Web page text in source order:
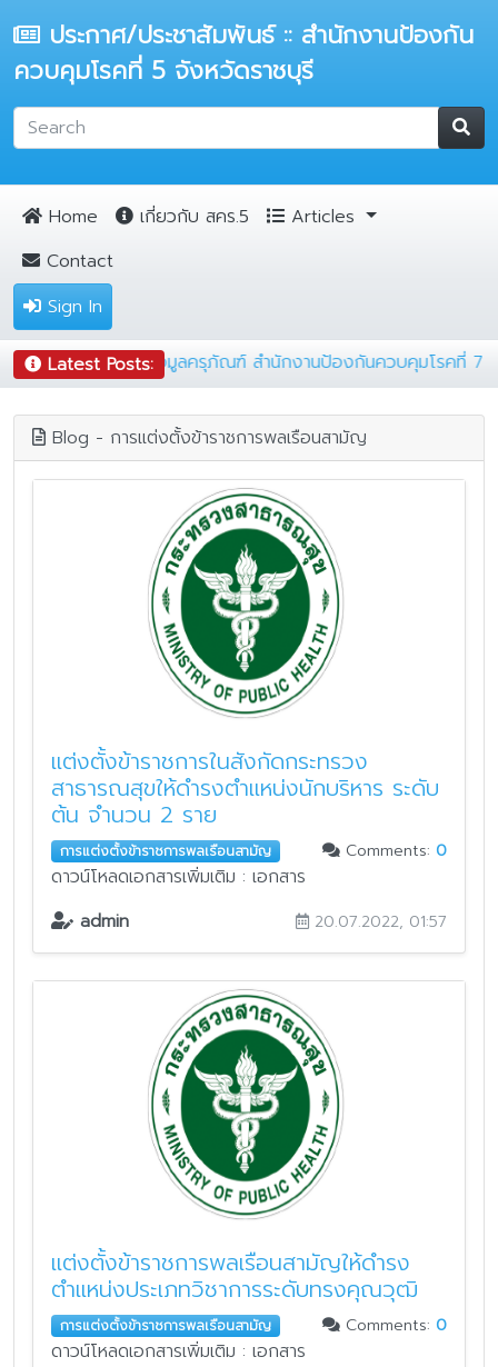
ประกาศ/ประชาสัมพันธ์ :: สำนักงานป้องกัน
ควบคุมโรคที่ 5 จังหวัดราชบุรี
Home เกี่ยวกับ สคร.5
Articles
Contact
Sign In
Latest Posts:
ารตรวจสอบความถูกต้องของข้อมูลครุภัณฑ์ สำนักงานป้องกันควบคุ
Blog - การแต่งตั้งข้าราชการพลเรือนสามัญ
แต่งตั้งข้าราชการในสังกัดกระทรวง
สาธารณสุขให้ดำรงตำแหน่งนักบริหาร ระดับ
ต้น จำนวน 2 ราย
การแต่งตั้งข้าราชการพลเรือนสามัญ Comments: 0
ดาวน์โหลดเอกสารเพิ่มเติม : เอกสาร
admin
20.07.2022, 01:57
แต่งตั้งข้าราชการพลเรือนสามัญให้ดำรง
ตำแหน่งประเภทวิชาการระดับทรงคุณวุฒิ
การแต่งตั้งข้าราชการพลเรือนสามัญ Comments: 0
ดาวน์โหลดเอกสารเพิ่มเติม : เอกสาร